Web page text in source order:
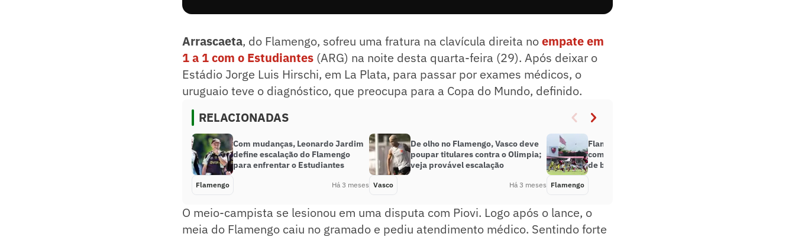
Arrascaeta, do Flamengo, sofreu uma fratura na clavícula direita noempate em
1 a 1 com o Estudiantes (ARG) na noite desta quarta-feira (29). Após deixar o
Estádio Jorge Luis Hirschi, em La Plata, para passar por exames médicos, o
uruguaio teve o diagnóstico, que preocupa para a Copa do Mundo, definido.
RELACIONADAS
Com mudanças, Leonardo Jardim
define escalação do Flamengo
para enfrentar o Estudiantes
Flamengo Há 3 meses
De olho no Flamengo, Vasco deve
poupar titulares contra o Olimpia;
veja provável escalação
Vasco Há 3 meses
Flamengo estreia Ninho do Urubu
como palco de jogos das divisões
de base
Flamengo
O meio-campista se lesionou em uma disputa com Piovi. Logo após o lance, o
meia do Flamengo caiu no gramado e pediu atendimento médico. Sentindo forte